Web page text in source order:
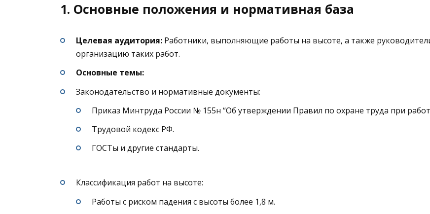
1. Основные положения и нормативная база
Целевая аудитория: Работники, выполняющие работы на высоте, а также
организацию таких работ.
Основные темы:
Законодательство и нормативные документы:
Приказ Минтруда России № 155н “Об утверждении Правил по охране труда при
Трудовой кодекс РФ.
ГОСТы и другие стандарты.
Классификация работ на высоте:
Работы с риском падения с высоты более 1,8 м.